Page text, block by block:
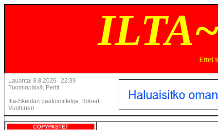
Ettei
Lauantai 8.8.2026 22:39
Tuomiopäivä; Pertti
Ilta-Skeidan päätoimittelija: Robert
Vuohinen
COPYPASTET